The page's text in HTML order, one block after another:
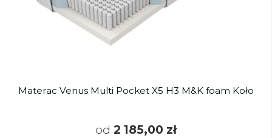
Materac Venus Multi Pocket X5 H3 M&K foam Koło
od 2 185,00 zł